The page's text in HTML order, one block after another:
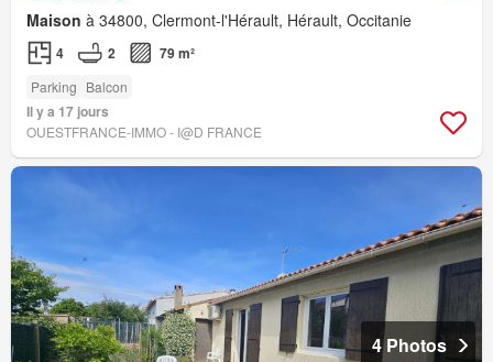
Maison à 34800, Clermont-l'Hérault, Hérault, Occitanie
4 2 79 m²
Parking Balcon
Il y a 17 jours
OUESTFRANCE-IMMO - I@D FRANCE
4 Photos